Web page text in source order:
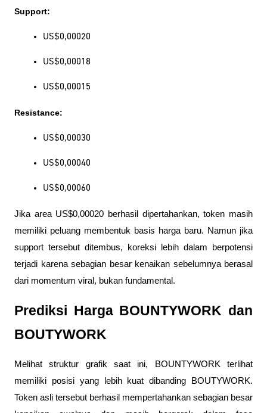
Support:
US$0,00020
US$0,00018
US$0,00015
Resistance:
US$0,00030
US$0,00040
US$0,00060
Jika area US$0,00020 berhasil dipertahankan, token masih
memiliki peluang membentuk basis harga baru. Namun jika
support tersebut ditembus, koreksi lebih dalam berpotensi
terjadi karena sebagian besar kenaikan sebelumnya berasal
dari momentum viral, bukan fundamental.
Prediksi Harga BOUNTYWORK dan
BOUTYWORK
Melihat struktur grafik saat ini, BOUNTYWORK terlihat
memiliki posisi yang lebih kuat dibanding BOUTYWORK.
Token asli tersebut berhasil mempertahankan sebagian besar